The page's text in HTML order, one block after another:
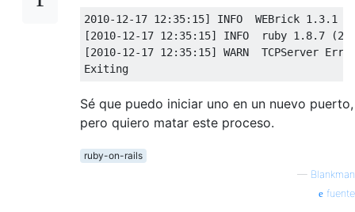
2010-12-17 12 : 35: 15] INFO WEBrick 1.3. 1
[2010-12-17 12 : 35: 15] INFO  ruby 1.8. 7 (
[2010-12-17 12 : 35: 15] WARN TCPServer
Exiting
Sé que puedo iniciar uno en un nuevo puerto,
pero quiero matar este proceso.
ruby-on-rails
— Blankman
fuente